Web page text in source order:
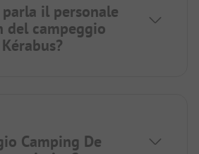
il personale
del campeggio
Camping De